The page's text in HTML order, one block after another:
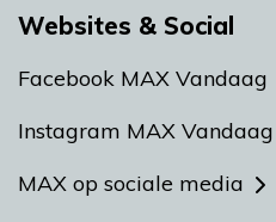
Websites & Social
Facebook MAX Vandaag
Instagram MAX Vandaag
MAX op sociale media